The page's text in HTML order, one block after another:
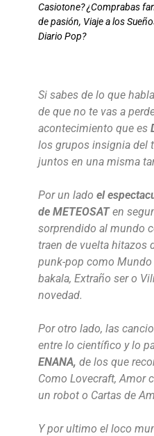
Casiotone? ¿Comprabas
de pasión, Viaje a los
Diario Pop?
Si sabes de lo que
de que no te vas a
acontecimiento que es
los grupos insignia del
juntos en una misma
Por un lado el
de METEOSATen
sorprendido al mundo
traen de vuelta hitazos
punk-pop como
bakala, Extraño ser o
novedad.
Por otro lado, las
entre lo científico y lo
ENANA, de los que
Como Lovecraft, Amor
un robot o Cartas de
Y por ultimo el loco